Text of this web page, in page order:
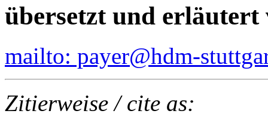
übersetzt und erläutert
mailto: payer@hdm-
Zitierweise / cite as: